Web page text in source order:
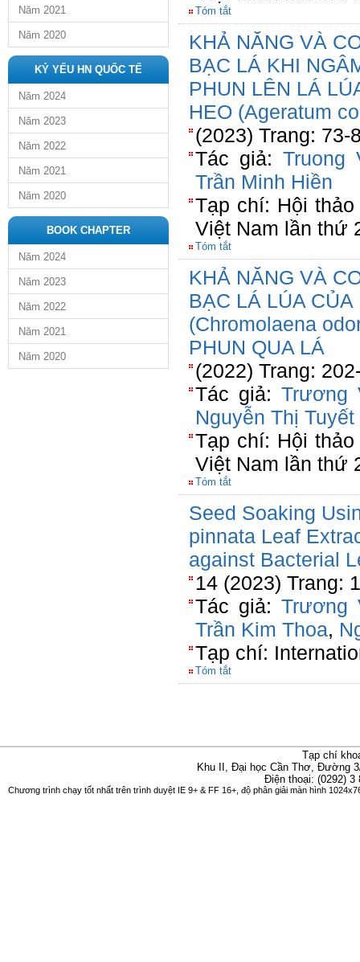
Năm 2021
Năm 2020
KỶ YẾU HN QUỐC TẾ
Năm 2024
Năm 2023
Năm 2022
Năm 2021
Năm 2020
BOOK CHAPTER
Năm 2024
Năm 2023
Năm 2022
Năm 2021
Năm 2020
Tóm tắt
KHẢ NĂNG VÀ
BẠC LÁ KHI
PHUN LÊN LÁ
HEO (Ageratum
(2023) Trang: 73-
Tác giả:Truong
Trần Minh Hiền
Tạp chí: Hội
Việt Nam lần thứ
Tóm tắt
KHẢ NĂNG VÀ
BẠC LÁ LÚA
(Chromolaena
PHUN QUA LÁ
(2022) Trang:
Tác giả:Trương
Nguyễn Thị Tuyết
Tạp chí: Hội
Việt Nam lần thứ
Tóm tắt
Seed Soaking
pinnata Leaf
against Bacterial
14 (2023) Trang:
Tác giả:Trương
Trần Kim Thoa,
Tạp chí:
Tóm tắt
Tạp chí
Khu II, Đại học Cần Thơ, Đường
Điện thoại: (0292)
Chương trình chạy tốt nhất trên trình duyệt IE 9+ & FF 16+, độ phân giải màn hình